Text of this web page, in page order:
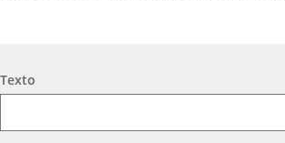
Búsqueda
Texto